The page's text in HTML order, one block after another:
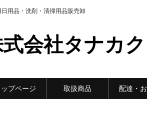
日用品・洗剤・清掃用品販売卸
会社タナカ
ップページ 取扱商品 配達・